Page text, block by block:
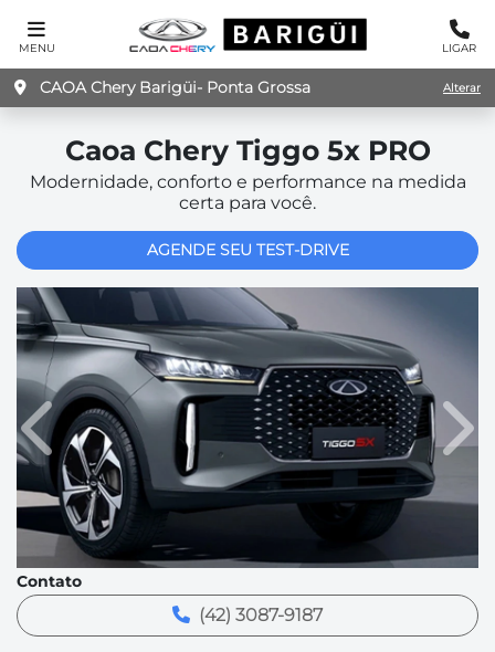
MENU LIGAR
CAOA Chery Barigüi- Ponta Grossa Alterar
Caoa CheryTiggo 5x PRO
Modernidade, conforto e performance na medida
certa para você.
AGENDE SEU TEST-DRIVE
Anterior
Contato
(42) 3087-9187